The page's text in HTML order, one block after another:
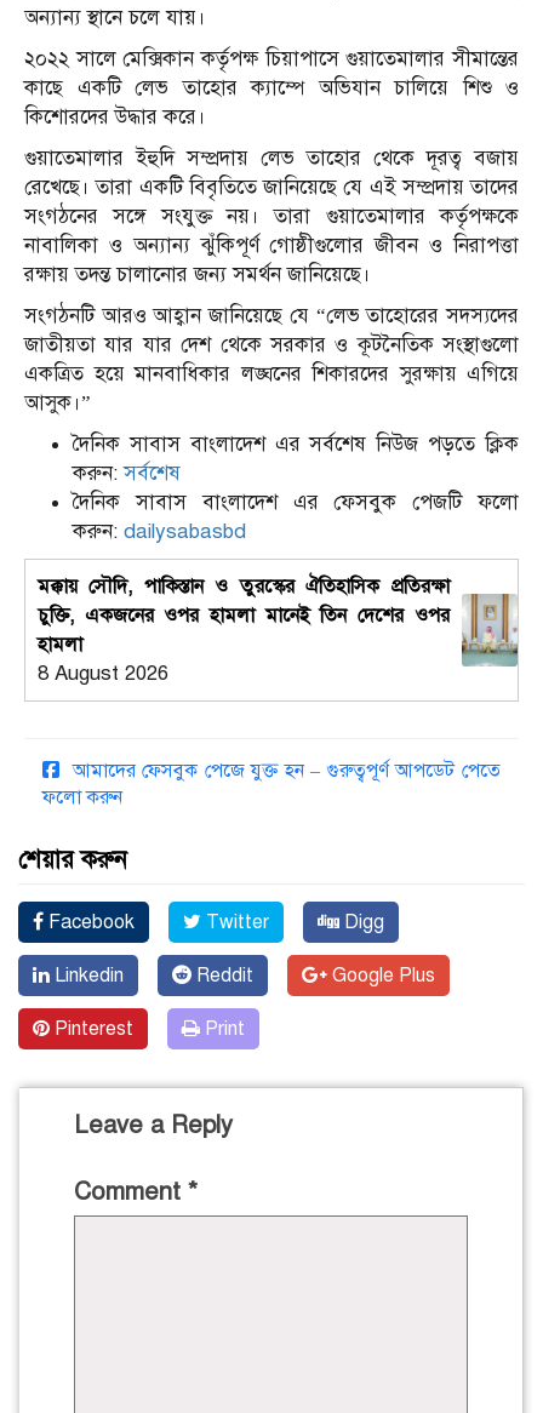
অন্যান্য স্থানে চলে যায়।
২০২২ সালে মেক্সিকান কর্তৃপক্ষ চিয়াপাসে গুয়াতেমালার সীমান্তের
কাছে একটি লেভ তাহোর ক্যাম্পে অভিযান চালিয়ে শিশু ও
কিশোরদের উদ্ধার করে।
গুয়াতেমালার ইহুদি সম্প্রদায় লেভ তাহোর থেকে দূরত্ব বজায়
রেখেছে। তারা একটি বিবৃতিতে জানিয়েছে যে এই সম্প্রদায় তাদের
সংগঠনের সঙ্গে সংযুক্ত নয়। তারা গুয়াতেমালার কর্তৃপক্ষকে
নাবালিকা ও অন্যান্য ঝুঁকিপূর্ণ গোষ্ঠীগুলোর জীবন ও নিরাপত্তা
রক্ষায় তদন্ত চালানোর জন্য সমর্থন জানিয়েছে।
সংগঠনটি আরও আহ্বান জানিয়েছে যে “লেভ তাহোরের সদস্যদের
জাতীয়তা যার যার দেশ থেকে সরকার ও কূটনৈতিক সংস্থাগুলো
একত্রিত হয়ে মানবাধিকার লঙ্ঘনের শিকারদের সুরক্ষায় এগিয়ে
আসুক।”
দৈনিক সাবাস বাংলাদেশ এর সর্বশেষ নিউজ পড়তে ক্লিক
করুন:সর্বশেষ
দৈনিক সাবাস বাংলাদেশ এর ফেসবুক পেজটি ফলো
করুন: dailysabasbd
মক্কায় সৌদি, পাকিস্তান ও তুরস্কের ঐতিহাসিক প্রতিরক্ষা
চুক্তি, একজনের ওপর হামলা মানেই তিন দেশের ওপর
হামলা
8 August 2026
আমাদের ফেসবুক পেজে যুক্ত হন – গুরুত্বপূর্ণ আপডেট পেতে
ফলো করুন
শেয়ার করুন
Facebook Twitter Digg
Linkedin Reddit Google Plus
Pinterest Print
Leave a Reply
Comment *